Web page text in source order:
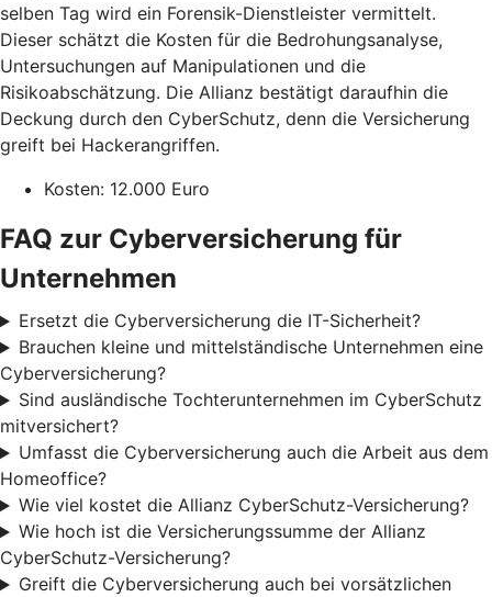
selben Tag wird ein Forensik-Dienstleister vermittelt.
Dieser schätzt die Kosten für die Bedrohungsanalyse,
Untersuchungen auf Manipulationen und die
Risikoabschätzung. Die Allianz bestätigt daraufhin die
Deckung durch den CyberSchutz, denn die Versicherung
greift bei Hackerangriffen.
Kosten: 12.000 Euro
FAQ zur Cyberversicherung für
Unternehmen
Ersetzt die Cyberversicherung die IT-Sicherheit?
Brauchen kleine und mittelständische Unternehmen eine
Cyberversicherung?
Sind ausländische Tochterunternehmen im CyberSchutz
mitversichert?
Umfasst die Cyberversicherung auch die Arbeit aus dem
Homeoffice?
Wie viel kostet die Allianz CyberSchutz-Versicherung?
Wie hoch ist die Versicherungssumme der Allianz
CyberSchutz-Versicherung?
Greift die Cyberversicherung auch bei vorsätzlichen